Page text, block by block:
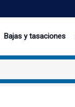
Bajas y tasaciones